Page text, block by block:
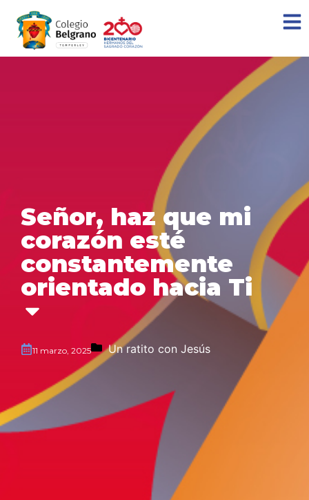
Señor, haz que mi
corazón esté
constantemente
orientado hacia Ti
11 marzo, 2025 Un ratito con Jesús